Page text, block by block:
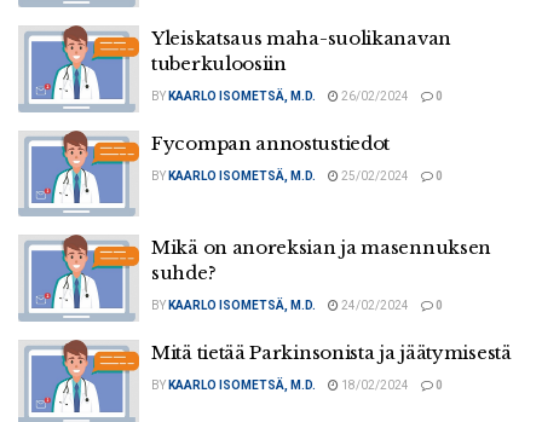
Yleiskatsaus maha-suolikanavan
tuberkuloosiin
BY KAARLO ISOMETSÄ, M.D. 26/02/2024 0
Fycompan annostustiedot
BY KAARLO ISOMETSÄ, M.D. 25/02/2024 0
Mikä on anoreksian ja masennuksen
suhde?
BY KAARLO ISOMETSÄ, M.D. 24/02/2024 0
Mitä tietää Parkinsonista ja jäätymisestä
BY KAARLO ISOMETSÄ, M.D. 18/02/2024 0